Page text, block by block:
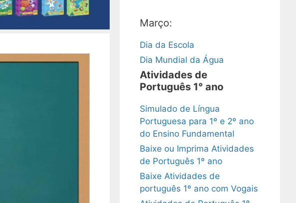
Março:
Dia da Escola
Dia Mundial da Água
Atividades de
Português 1° ano
Simulado de Língua
Portuguesa para 1º e 2º ano
do Ensino Fundamental
Baixe ou Imprima Atividades
de Português 1º ano
Baixe Atividades de
português 1º ano com Vogais